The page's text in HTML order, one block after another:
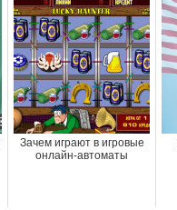
Зачем играют в игровые
онлайн-автоматы